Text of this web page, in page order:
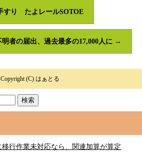
すり たよレールSOTOE
者の届出、過去最多の17,000人に →
Copyright (C) はぁとる
移行作業未対応なら、関連加算が算定